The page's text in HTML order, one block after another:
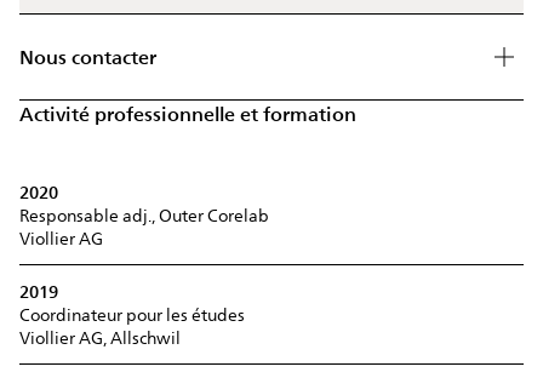
Nous contacter
Activité professionnelle et formation
2020
Responsable adj., Outer Corelab
Viollier AG
2019
Coordinateur pour les études
Viollier AG, Allschwil